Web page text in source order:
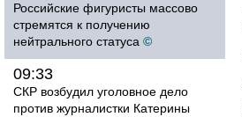
Российские фигуристы массово
стремятся к получению
нейтрального статуса ©
09:33
СКР возбудил уголовное дело
против журналистки Катерины